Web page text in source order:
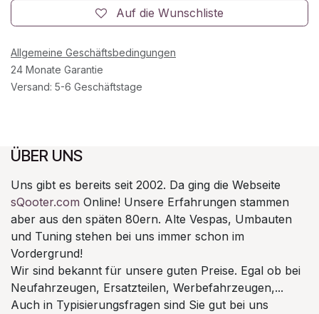
Auf die Wunschliste
Allgemeine Geschäftsbedingungen
24 Monate Garantie
Versand: 5-6 Geschäftstage
ÜBER UNS
Uns gibt es bereits seit 2002. Da ging die Webseite
sQooter.com Online! Unsere Erfahrungen stammen
aber aus den späten 80ern. Alte Vespas, Umbauten
und Tuning stehen bei uns immer schon im
Vordergrund!
Wir sind bekannt für unsere guten Preise. Egal ob bei
Neufahrzeugen, Ersatzteilen, Werbefahrzeugen,...
Auch in Typisierungsfragen sind Sie gut bei uns